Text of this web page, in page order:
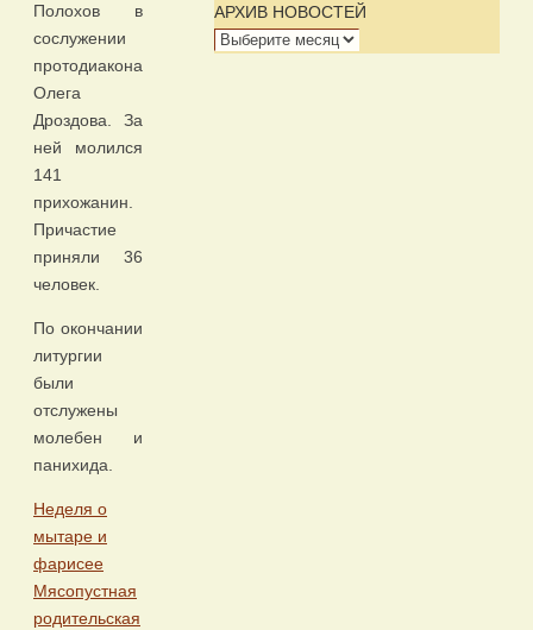
Полохов в
сослужении
протодиакона
Олега
Дроздова. За
ней молился
141
прихожанин.
Причастие
приняли 36
человек.
По окончании
литургии
были
отслужены
молебен и
панихида.
Неделя о
мытаре и
фарисее
Мясопустная
родительская
АРХИВ НОВОСТЕЙ